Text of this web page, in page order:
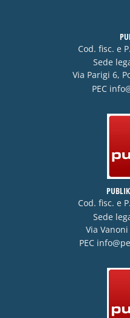
Cod. fisc. e
Sede
Via Parigi 6,
PEC
Cod. fisc. e
Sede
Via
PEC